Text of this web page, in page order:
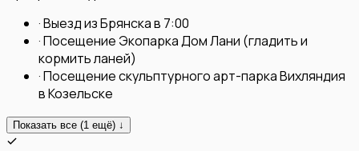
·Выезд из Брянска в 7:00
·Посещение Экопарка Дом Лани (гладить и
кормить ланей)
·Посещение скульптурного арт-парка Вихляндия
в Козельске
Показать все (1 ещё) ↓